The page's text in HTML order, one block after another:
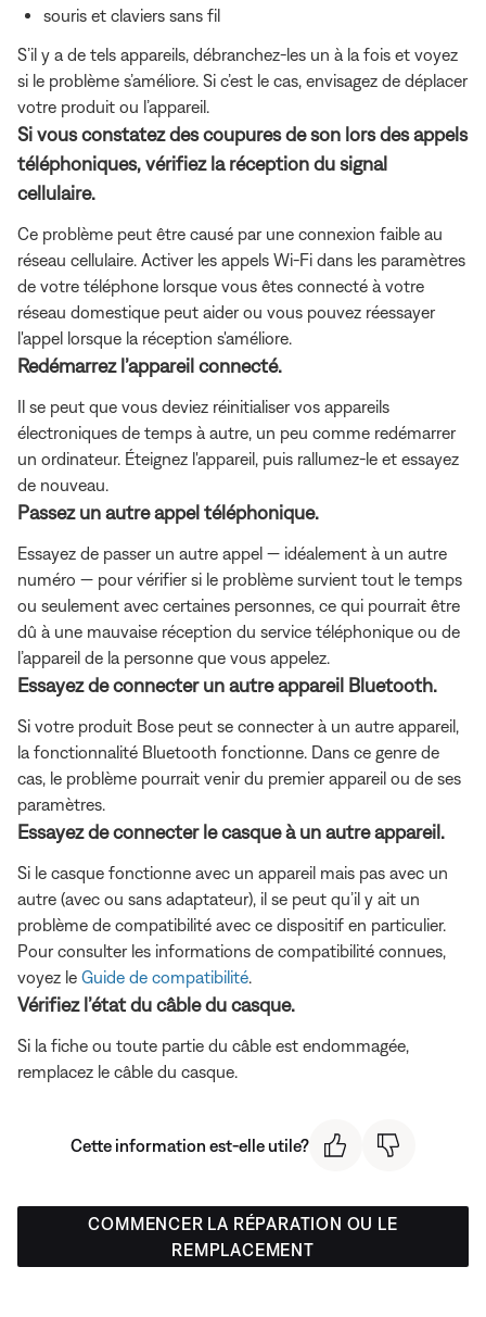
souris et claviers sans fil
S’il y a de tels appareils, débranchez-les un à la fois et voyez
si le problème s’améliore. Si c’est le cas, envisagez de déplacer
votre produit ou l’appareil.
Si vous constatez des coupures de son lors des appels
téléphoniques, vérifiez la réception du signal
cellulaire.
Ce problème peut être causé par une connexion faible au
réseau cellulaire. Activer les appels Wi-Fi dans les paramètres
de votre téléphone lorsque vous êtes connecté à votre
réseau domestique peut aider ou vous pouvez réessayer
l'appel lorsque la réception s'améliore.
Redémarrez l’appareil connecté.
Il se peut que vous deviez réinitialiser vos appareils
électroniques de temps à autre, un peu comme redémarrer
un ordinateur. Éteignez l'appareil, puis rallumez-le et essayez
de nouveau.
Passez un autre appel téléphonique.
Essayez de passer un autre appel — idéalement à un autre
numéro — pour vérifier si le problème survient tout le temps
ou seulement avec certaines personnes, ce qui pourrait être
dû à une mauvaise réception du service téléphonique ou de
l’appareil de la personne que vous appelez.
Essayez de connecter un autre appareil Bluetooth.
Si votre produit Bose peut se connecter à un autre appareil,
la fonctionnalité Bluetooth fonctionne. Dans ce genre de
cas, le problème pourrait venir du premier appareil ou de ses
paramètres.
Essayez de connecter le casque à un autre appareil.
Si le casque fonctionne avec un appareil mais pas avec un
autre (avec ou sans adaptateur), il se peut qu’il y ait un
problème de compatibilité avec ce dispositif en particulier.
Pour consulter les informations de compatibilité connues,
voyez le Guide de compatibilité
Vérifiez l’état du câble du casque.
Si la fiche ou toute partie du câble est endommagée,
remplacez le câble du casque.
Cette information est-elle utile?
COMMENCER LA RÉPARATION OU LE
REMPLACEMENT